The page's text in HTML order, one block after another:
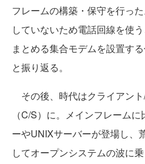
フレームの構築・保守を行っ
していないため電話回線を使
まとめる集合モデムを設置す
と振り返る。
その後、時代はクライアン
（C/S）に。メインフレーム
ーやUNIXサーバーが登場し、
してオープンシステムの波に